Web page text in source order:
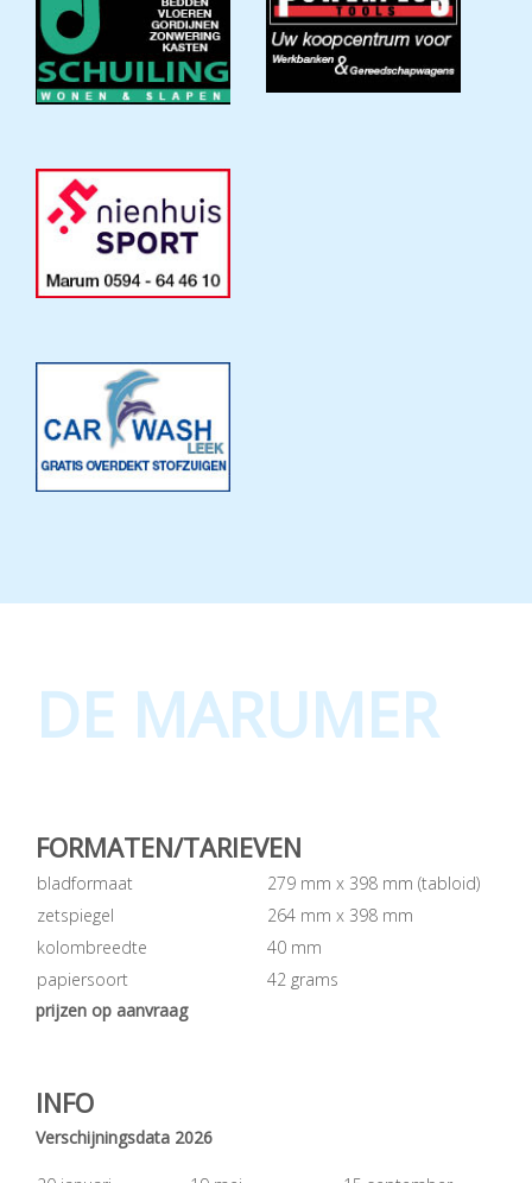
DE MARUMER
FORMATEN/TARIEVEN
bladformaat
279 mm x 398 mm (tabloid)
zetspiegel
264 mm x 398 mm
kolombreedte
40 mm
papiersoort
42 grams
prijzen op aanvraag
INFO
Verschijningsdata 2026